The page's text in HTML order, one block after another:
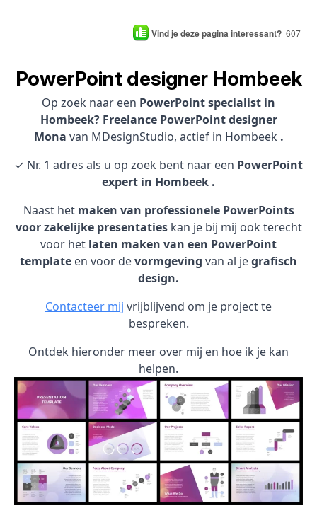
Vind je deze pagina interessant? 607
PowerPoint designer Hombeek
Op zoek naar een PowerPoint specialist in
Hombeek? Freelance PowerPoint designer
Mona van MDesignStudio, actief in Hombeek .
✓ Nr. 1 adres als u op zoek bent naar een PowerPoint
expert in Hombeek .
Naast het maken van professionele PowerPoints
voor zakelijke presentatieskan je bij mij ook terecht
voor het laten maken van een PowerPoint
template en voor devormgeving van al jegrafisch
design.
Contacteer mij vrijblijvend om je project te
bespreken.
Ontdek hieronder meer over mij en hoe ik je kan
helpen.